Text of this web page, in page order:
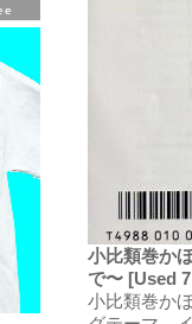
小比類巻か
で〜 [Used
小比類巻か